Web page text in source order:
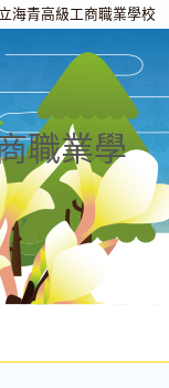
海青高級工商職業學校
職業學